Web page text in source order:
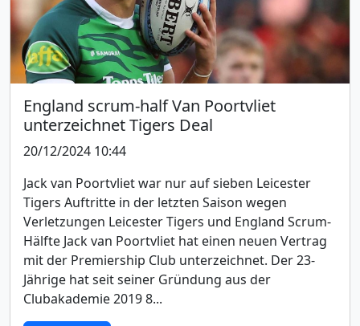
England scrum-half Van Poortvliet
unterzeichnet Tigers Deal
20/12/2024 10:44
Jack van Poortvliet war nur auf sieben Leicester
Tigers Auftritte in der letzten Saison wegen
Verletzungen Leicester Tigers und England Scrum-
Hälfte Jack van Poortvliet hat einen neuen Vertrag
mit der Premiership Club unterzeichnet. Der 23-
Jährige hat seit seiner Gründung aus der
Clubakademie 2019 8...